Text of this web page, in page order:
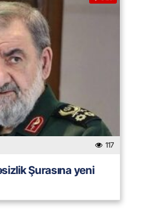
117
Şurasına yeni